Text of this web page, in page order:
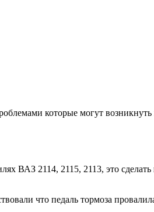
которые могут
ВАЗ 2114, 2115, 2113, это
что педаль тормоза